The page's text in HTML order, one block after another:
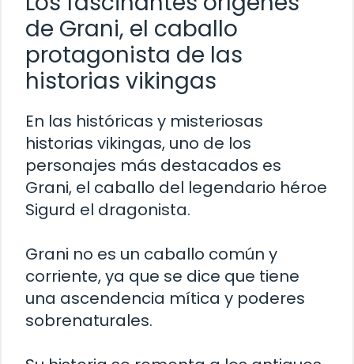
de Grani, el caballo
protagonista de las
historias vikingas
En las históricas y misteriosas
historias vikingas, uno de los
personajes más destacados es
Grani, el caballo del legendario héroe
Sigurd el dragonista.
Grani no es un caballo común y
corriente, ya que se dice que tiene
una ascendencia mítica y poderes
sobrenaturales.